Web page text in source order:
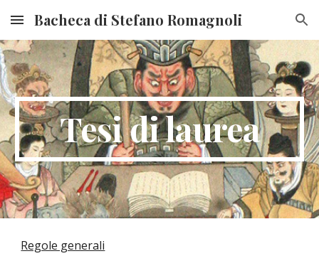
Skip to main content Skip to navigation
Bacheca di Stefano Romagnoli
Tesi di laurea
Regole generali